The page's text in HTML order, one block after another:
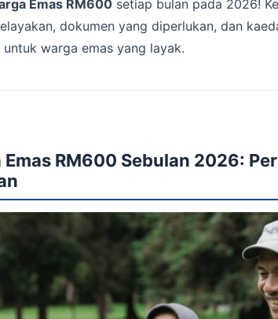
Emas RM600 setiap bulan pada 2026!
dokumen yang diperlukan, dan
warga emas yang layak.
RM600 Sebulan 2026: